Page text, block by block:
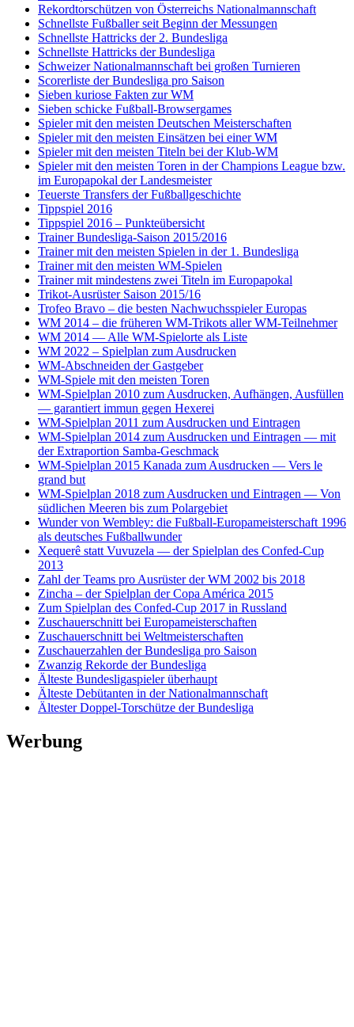
Rekordtorschützen von Österreichs Nationalmannschaft
Schnellste Fußballer seit Beginn der Messungen
Schnellste Hattricks der 2. Bundesliga
Schnellste Hattricks der Bundesliga
Schweizer Nationalmannschaft bei großen Turnieren
Scorerliste der Bundesliga pro Saison
Sieben kuriose Fakten zur WM
Sieben schicke Fußball-Browsergames
Spieler mit den meisten Deutschen Meisterschaften
Spieler mit den meisten Einsätzen bei einer WM
Spieler mit den meisten Titeln bei der Klub-WM
Spieler mit den meisten Toren in der Champions League bzw.
im Europapokal der Landesmeister
Teuerste Transfers der Fußballgeschichte
Tippspiel 2016
Tippspiel 2016 – Punkteübersicht
Trainer Bundesliga-Saison 2015/2016
Trainer mit den meisten Spielen in der 1. Bundesliga
Trainer mit den meisten WM-Spielen
Trainer mit mindestens zwei Titeln im Europapokal
Trikot-Ausrüster Saison 2015/16
Trofeo Bravo – die besten Nachwuchsspieler Europas
WM 2014 – die früheren WM-Trikots aller WM-Teilnehmer
WM 2014 — Alle WM-Spielorte als Liste
WM 2022 – Spielplan zum Ausdrucken
WM-Abschneiden der Gastgeber
WM-Spiele mit den meisten Toren
WM-Spielplan 2010 zum Ausdrucken, Aufhängen, Ausfüllen
— garantiert immun gegen Hexerei
WM-Spielplan 2011 zum Ausdrucken und Eintragen
WM-Spielplan 2014 zum Ausdrucken und Eintragen — mit
der Extraportion Samba-Geschmack
WM-Spielplan 2015 Kanada zum Ausdrucken — Vers le
grand but
WM-Spielplan 2018 zum Ausdrucken und Eintragen — Von
südlichen Meeren bis zum Polargebiet
Wunder von Wembley: die Fußball-Europameisterschaft 1996
als deutsches Fußballwunder
Xequerê statt Vuvuzela — der Spielplan des Confed-Cup
2013
Zahl der Teams pro Ausrüster der WM 2002 bis 2018
Zincha – der Spielplan der Copa América 2015
Zum Spielplan des Confed-Cup 2017 in Russland
Zuschauerschnitt bei Europameisterschaften
Zuschauerschnitt bei Weltmeisterschaften
Zuschauerzahlen der Bundesliga pro Saison
Zwanzig Rekorde der Bundesliga
Älteste Bundesligaspieler überhaupt
Älteste Debütanten in der Nationalmannschaft
Ältester Doppel-Torschütze der Bundesliga
Werbung